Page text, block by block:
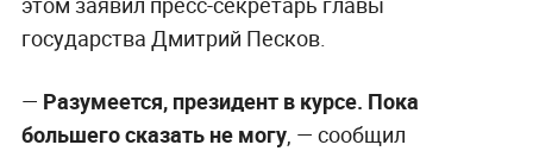
государства Дмитрий Песков.
— Разумеется, президент в курсе. Пока
большего сказать не могу, — сообщил